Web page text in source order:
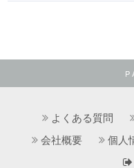
よくある質問
会社概要
個人